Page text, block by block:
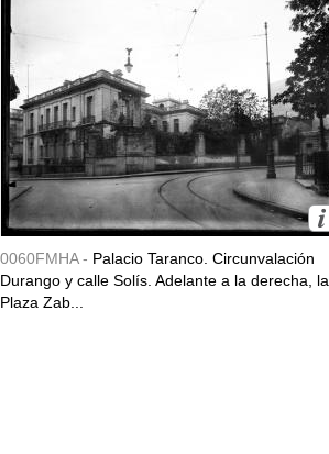
0060FMHA - Palacio Taranco. Circunvalación
Durango y calle Solís. Adelante a la derecha, la
Plaza Zab...